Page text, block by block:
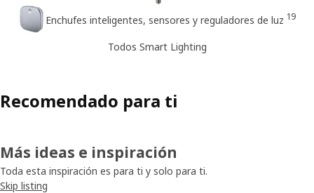
Enchufes inteligentes, sensores y reguladores de luz 19
Todos Smart Lighting
Recomendado para ti
Más ideas e inspiración
Toda esta inspiración es para ti y solo para ti.
Skip listing